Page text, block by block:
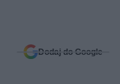
Dodaj do Google